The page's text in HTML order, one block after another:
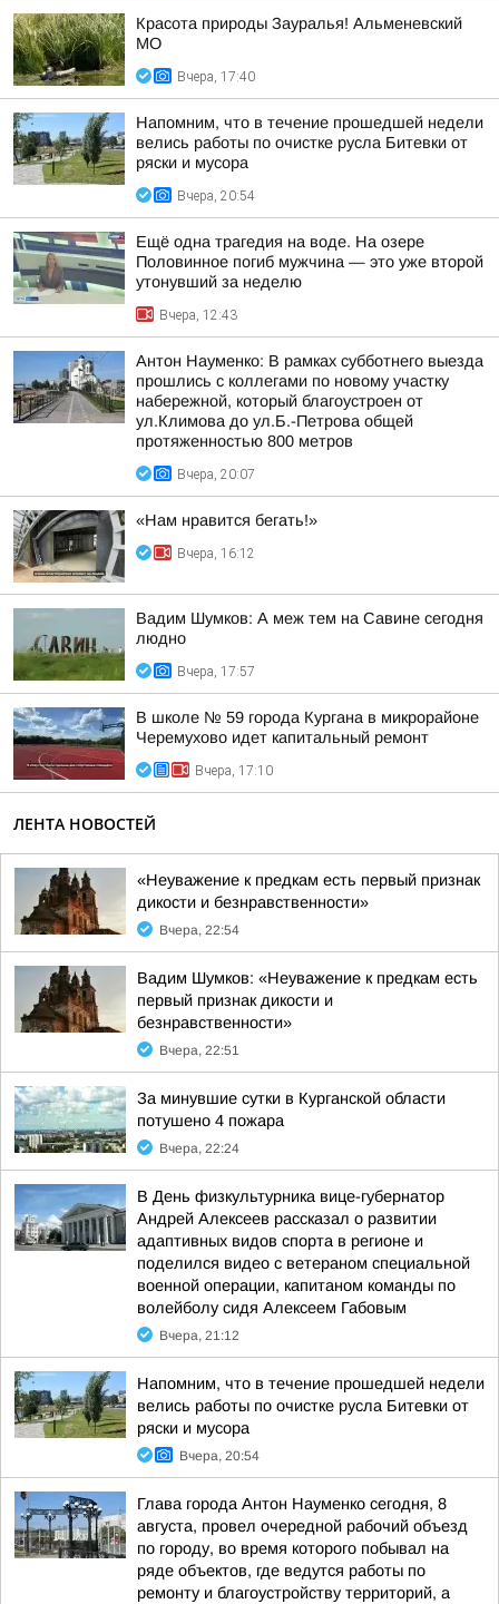
Красота природы Зауралья! Альменевский
МО
Вчера, 17:40
Напомним, что в течение прошедшей недели
велись работы по очистке русла Битевки от
ряски и мусора
Вчера, 20:54
Ещё одна трагедия на воде. На озере
Половинное погиб мужчина — это уже второй
утонувший за неделю
Вчера, 12:43
Антон Науменко: В рамках субботнего выезда
прошлись с коллегами по новому участку
набережной, который благоустроен от
ул.Климова до ул.Б.-Петрова общей
протяженностью 800 метров
Вчера, 20:07
«Нам нравится бегать!»
Вчера, 16:12
Вадим Шумков: А меж тем на Савине сегодня
людно
Вчера, 17:57
В школе № 59 города Кургана в микрорайоне
Черемухово идет капитальный ремонт
Вчера, 17:10
ЛЕНТА НОВОСТЕЙ
«Неуважение к предкам есть первый признак
дикости и безнравственности»
Вчера, 22:54
Вадим Шумков: «Неуважение к предкам есть
первый признак дикости и
безнравственности»
Вчера, 22:51
За минувшие сутки в Курганской области
потушено 4 пожара
Вчера, 22:24
В День физкультурника вице-губернатор
Андрей Алексеев рассказал о развитии
адаптивных видов спорта в регионе и
поделился видео с ветераном специальной
военной операции, капитаном команды по
волейболу сидя Алексеем Габовым
Вчера, 21:12
Напомним, что в течение прошедшей недели
велись работы по очистке русла Битевки от
ряски и мусора
Вчера, 20:54
Глава города Антон Науменко сегодня, 8
августа, провел очередной рабочий объезд
по городу, во время которого побывал на
ряде объектов, где ведутся работы по
ремонту и благоустройству территорий, а